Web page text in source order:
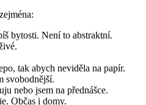
bytosti. Není to abstraktní.
tak abych neviděla na papír.
svobodnější.
nebo jsem na přednášce.
Občas i domy.